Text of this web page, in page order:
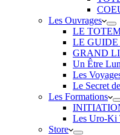
Les Ouvrages
LE
LE GUIDE
GRAND
Un Être
Les
Le Secret
Les Formations
Les Uro-Ki
Store